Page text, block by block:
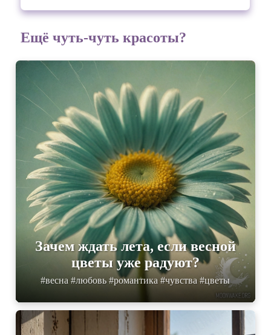
Ещё чуть-чуть красоты?
Зачем ждать лета, если весной
цветы уже радуют?
#весна #любовь #романтика #чувства #цветы